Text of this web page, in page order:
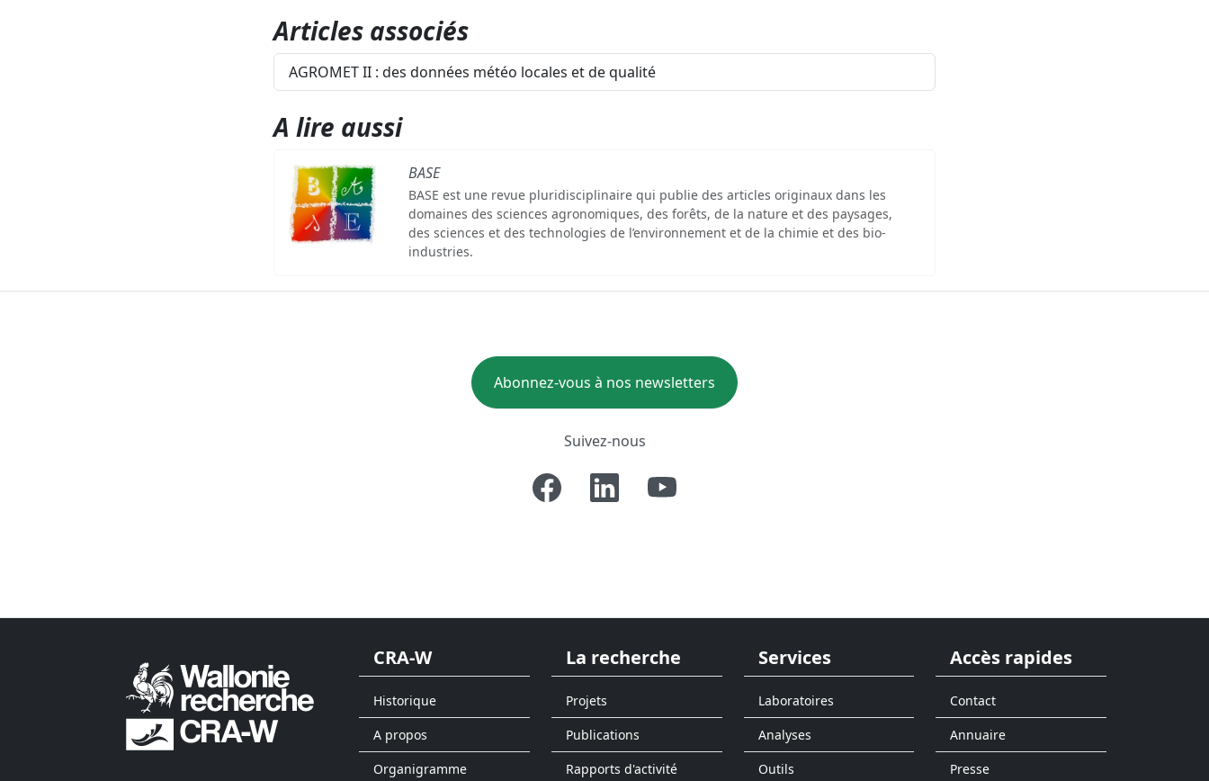
Articles associés
AGROMET II : des données météo locales et de qualité
A lire aussi
BASE
BASE est une revue pluridisciplinaire qui publie des articles originaux dans les
domaines des sciences agronomiques, des forêts, de la nature et des paysages,
des sciences et des technologies de l’environnement et de la chimie et des bio-
industries.
Abonnez-vous à nos newsletters
Suivez-nous
CRA-W
Historique
A propos
Organigramme
La recherche
Projets
Publications
Rapports d'activité
Services
Laboratoires
Analyses
Outils
Accès rapides
Contact
Annuaire
Presse